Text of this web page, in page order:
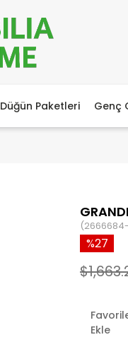
Düğün Paketleri Genç
27
Ekle